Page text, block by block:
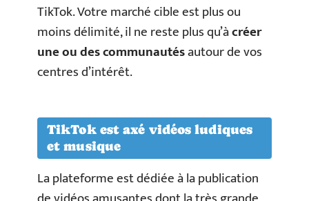
TikTok. Votre marché cible est plus ou
moins délimité, il ne reste plus qu’àcréer
une ou des communautésautour de vos
centres d’intérêt.
TikTok est axé vidéos ludiques
et musique
La plateforme est dédiée à la publication